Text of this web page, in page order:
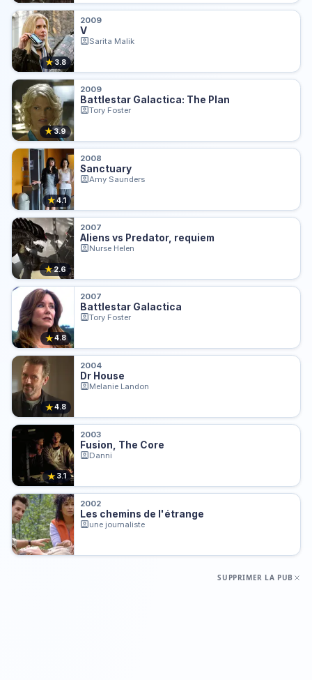
★3.8
2009
V
Sarita Malik
★3.9
2009
Battlestar Galactica: The Plan
Tory Foster
★4.1
2008
Sanctuary
Amy Saunders
★2.6
2007
Aliens vs Predator, requiem
Nurse Helen
★4.8
2007
Battlestar Galactica
Tory Foster
★4.8
2004
Dr House
Melanie Landon
★ 3.1
2003
Fusion, The Core
Danni
2002
Les chemins de l'étrange
une journaliste
SUPPRIMER LA PUB